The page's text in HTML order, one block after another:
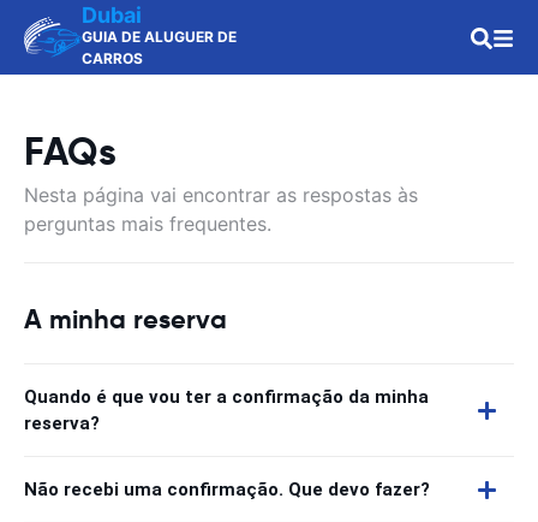
Dubai
GUIA DE ALUGUER DE
CARROS
FAQs
Nesta página vai encontrar as respostas às
perguntas mais frequentes.
A minha reserva
Quando é que vou ter a confirmação da minha
reserva?
Não recebi uma confirmação. Que devo fazer?